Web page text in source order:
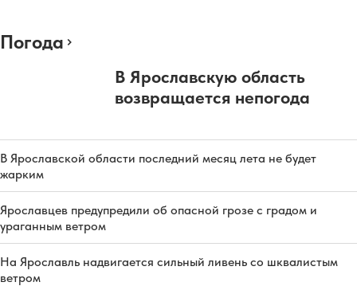
Погода
В Ярославскую область
возвращается непогода
В Ярославской области последний месяц лета не будет
жарким
Ярославцев предупредили об опасной грозе с градом и
ураганным ветром
На Ярославль надвигается сильный ливень со шквалистым
ветром